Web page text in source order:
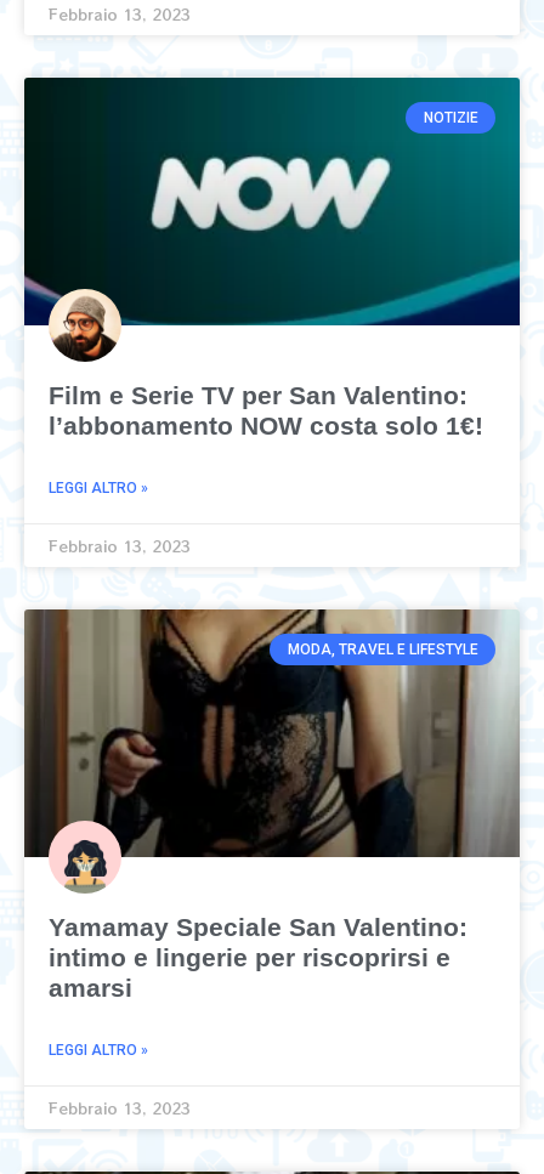
Febbraio 13, 2023
NOTIZIE
Film e Serie TV per San Valentino:
l’abbonamento NOW costa solo 1€!
LEGGI ALTRO »
Febbraio 13, 2023
MODA, TRAVEL E LIFESTYLE
Yamamay Speciale San Valentino:
intimo e lingerie per riscoprirsi e
amarsi
LEGGI ALTRO »
Febbraio 13, 2023